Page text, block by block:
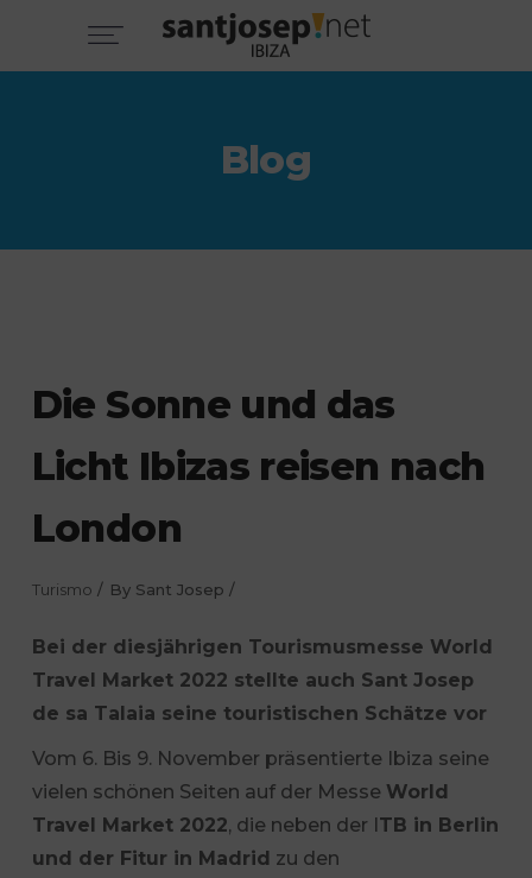
Blog
Die Sonne und das
Licht Ibizas reisen nach
London
Turismo By Sant Josep
Bei der diesjährigen Tourismusmesse World
Travel Market 2022 stellte auch Sant Josep
de sa Talaia seine touristischen Schätze vor
Vom 6. Bis 9. November präsentierte Ibiza seine
vielen schönen Seiten auf der Messe World
Travel Market 2022, die neben der ITB in Berlin
und der Fitur in Madrid zu den